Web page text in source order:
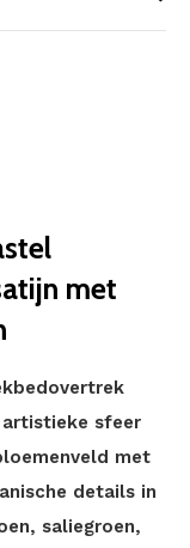
met
sfeer
met
details in
saliegroen,